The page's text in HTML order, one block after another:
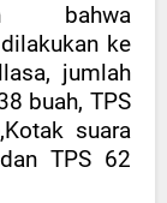
bahwa
ke
jumlah
buah, TPS
suara
TPS 62